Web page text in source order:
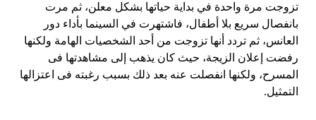
تزوجت مرة واحدة في بداية حياتها بشكل معلن، ثم مرت
بانفصال سريع بلا أطفال، فاشتهرت في السينما بأداء دور
العانس، ثم تردد أنها تزوجت من أحد الشخصيات الهامة ولكنها
رفضت إعلان الزيجة، حيث كان يذهب إلى مشاهدتها فى
المسرح، ولكنها انفصلت عنه بعد ذلك بسبب رغبته فى اعتزالها
التمثيل.